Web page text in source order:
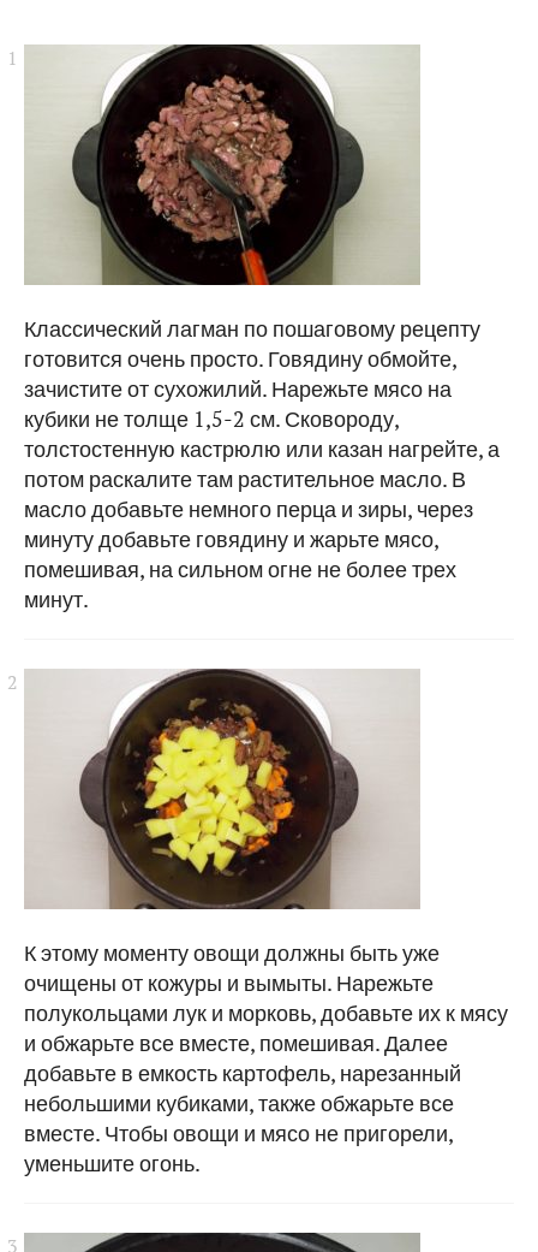
Классический лагман по пошаговому рецепту
готовится очень просто. Говядину обмойте,
зачистите от сухожилий. Нарежьте мясо на
кубики не толще 1,5-2 см. Сковороду,
толстостенную кастрюлю или казан нагрейте, а
потом раскалите там растительное масло. В
масло добавьте немного перца и зиры, через
минуту добавьте говядину и жарьте мясо,
помешивая, на сильном огне не более трех
минут.
К этому моменту овощи должны быть уже
очищены от кожуры и вымыты. Нарежьте
полукольцами лук и морковь, добавьте их к мясу
и обжарьте все вместе, помешивая. Далее
добавьте в емкость картофель, нарезанный
небольшими кубиками, также обжарьте все
вместе. Чтобы овощи и мясо не пригорели,
уменьшите огонь.